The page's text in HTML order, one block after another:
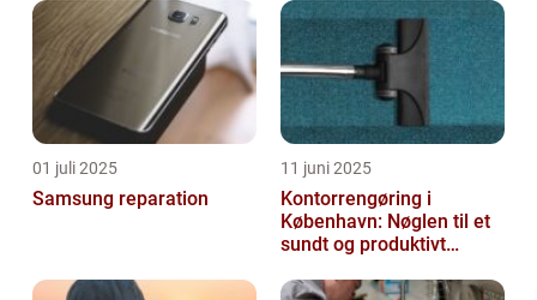
01 juli 2025
Samsung reparation
11 juni 2025
Kontorrengøring i
København: Nøglen til et
sundt og produktivt